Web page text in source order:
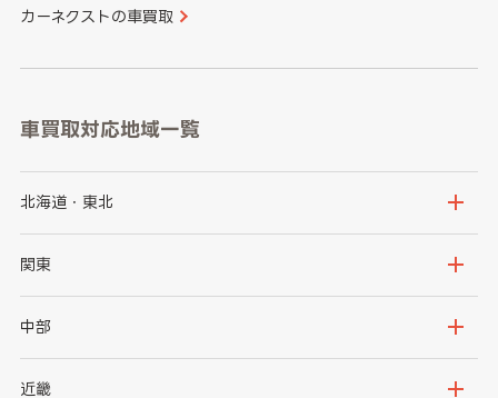
カーネクストの車買取
車買取対応地域一覧
北海道・東北
北海道
岩手県
秋田県
関東
茨城県
群馬県
中部
新潟県
近畿